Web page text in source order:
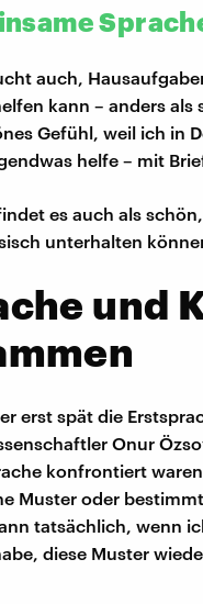
auch,
kann – anders
Gefühl, weil ich in
helfe – mit
es auch als
unterhalten
und
erst spät die
Onur
konfrontiert
Muster oder
tatsächlich, wenn
diese Muster